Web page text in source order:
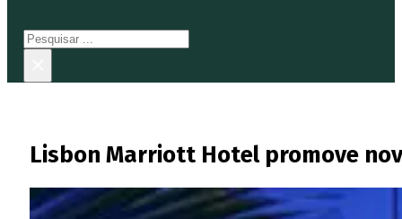
Pesquisar
Lisbon Marriott Hotel promove